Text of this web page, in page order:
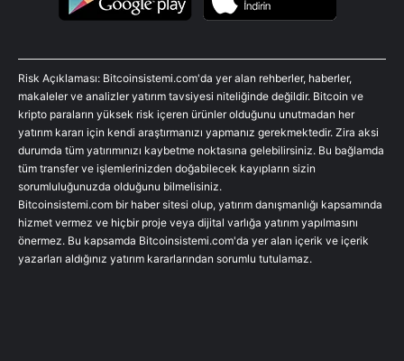
Risk Açıklaması: Bitcoinsistemi.com'da yer alan rehberler, haberler,
makaleler ve analizler yatırım tavsiyesi niteliğinde değildir. Bitcoin ve
kripto paraların yüksek risk içeren ürünler olduğunu unutmadan her
yatırım kararı için kendi araştırmanızı yapmanız gerekmektedir. Zira aksi
durumda tüm yatırımınızı kaybetme noktasına gelebilirsiniz. Bu bağlamda
tüm transfer ve işlemlerinizden doğabilecek kayıpların sizin
sorumluluğunuzda olduğunu bilmelisiniz.
Bitcoinsistemi.com bir haber sitesi olup, yatırım danışmanlığı kapsamında
hizmet vermez ve hiçbir proje veya dijital varlığa yatırım yapılmasını
önermez. Bu kapsamda Bitcoinsistemi.com'da yer alan içerik ve içerik
yazarları aldığınız yatırım kararlarından sorumlu tutulamaz.